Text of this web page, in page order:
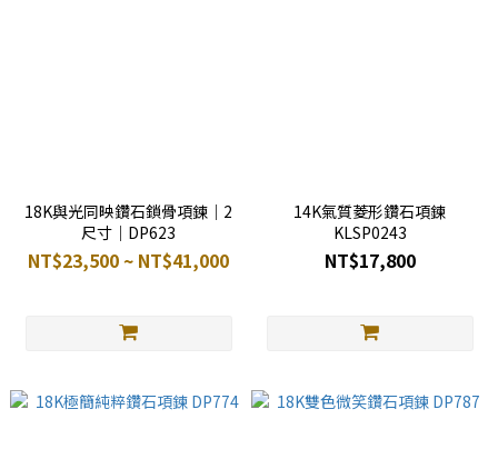
18K與光同映鑽石鎖骨項鍊｜2
尺寸｜DP623
NT$23,500 ~ NT$41,000
14K氣質菱形鑽石項鍊
KLSP0243
NT$17,800